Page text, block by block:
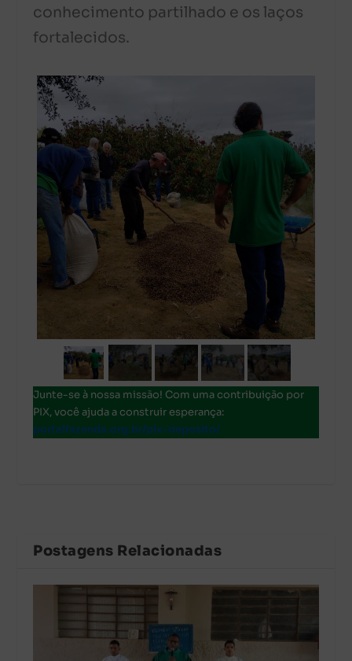
conhecimento partilhado e os laços
fortalecidos.
Junte-se à nossa missão! Com uma contribuição por
PIX, você ajuda a construir esperança:
portalfazenda.org.br/pix-deposito/
Postagens Relacionadas